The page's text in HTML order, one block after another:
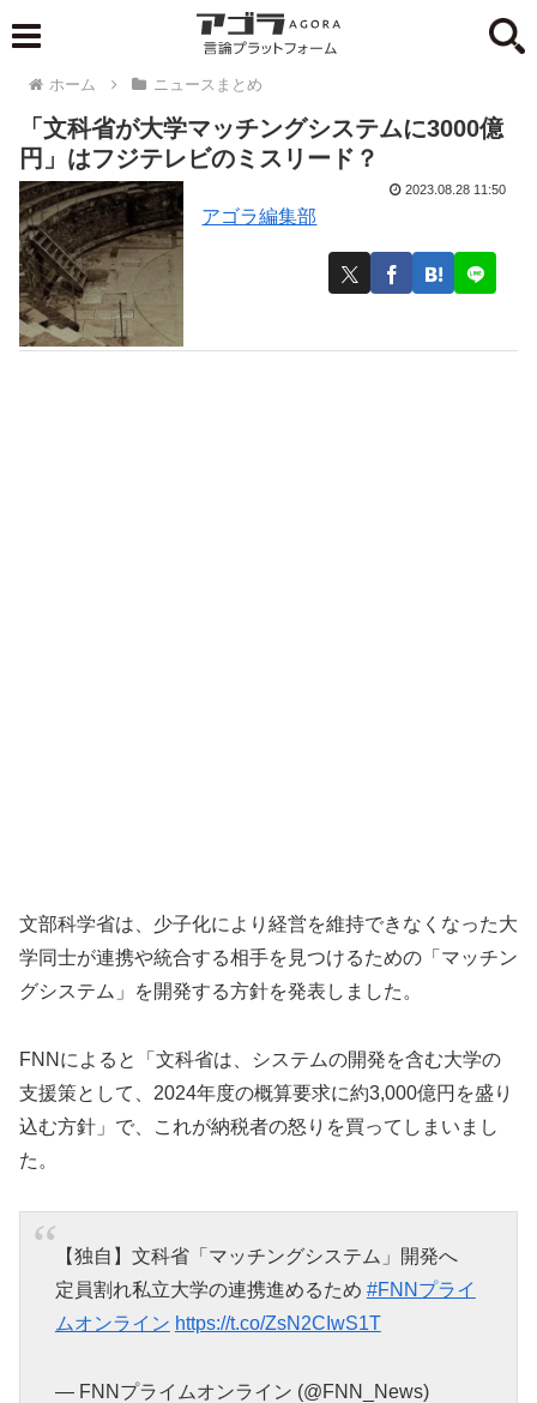
ホーム ニュースまとめ
「文科省が大学マッチングシステムに3000億
円」はフジテレビのミスリード？
アゴラ編集部
2023.08.28 11:50
文部科学省は、少子化により経営を維持できなくなった大
学同士が連携や統合する相手を見つけるための「マッチン
グシステム」を開発する方針を発表しました。
FNNによると「文科省は、システムの開発を含む大学の
支援策として、2024年度の概算要求に約3,000億円を盛り
込む方針」で、これが納税者の怒りを買ってしまいまし
た。
【独自】文科省「マッチングシステム」開発へ
定員割れ私立大学の連携進めるため #FNNプライ
ムオンライン https://t.co/ZsN2CIwS1T
— FNNプライムオンライン (@FNN_News)